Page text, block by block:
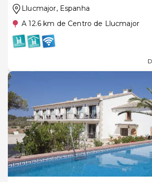
Llucmajor, Espanha
A 12.6 km de Centro de Llucmajor